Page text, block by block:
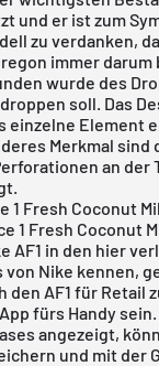
und er ist zum
zu verdanken,
immer
wurde des
soll. Das
einzelne Element
Merkmal
an der
1 Fresh Coconut
1 Fresh Coconut
AF1 in den hier
Nike kennen,
den AF1 für Retail
fürs Handy sein.
angezeigt,
und mit der